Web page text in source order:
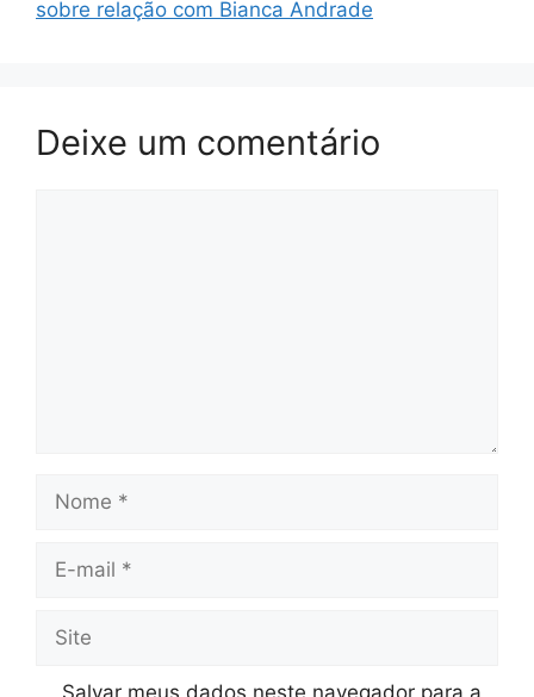
sobre relação com Bianca Andrade
Deixe um comentário
mail
Salvar meus dados neste navegador para a